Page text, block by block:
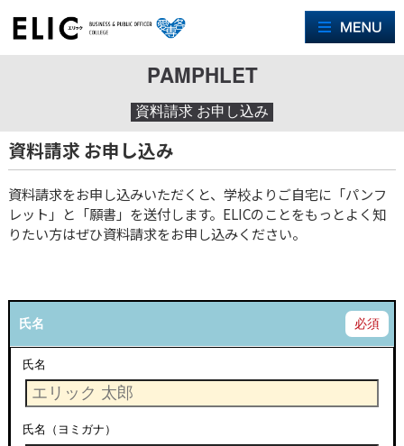
PAMPHLET
資料請求 お申し込み
資料請求 お申し込み
資料請求をお申し込みいただくと、学校よりご自宅に「パンフ
レット」と「願書」を送付します。ELICのことをもっとよく知
りたい方はぜひ資料請求をお申し込みください。
氏名 必須
氏名
氏名（ヨミガナ）